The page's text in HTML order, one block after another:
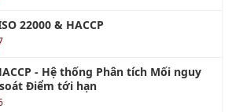
- Hệ thống Phân tích Mối nguy
Điểm tới hạn
22000 - Hệ Thống Quản Lý An Toàn